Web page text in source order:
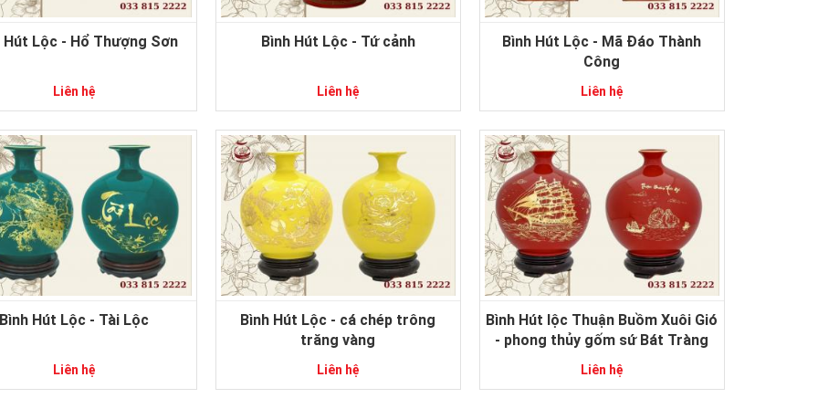
Hút Lộc - Hổ Thượng Sơn
Liên hệ
Bình Hút Lộc - Tứ cảnh
Liên hệ
Bình Hút Lộc - Mã Đáo Thành
Công
Liên hệ
Bình Hút Lộc - Tài Lộc
Liên hệ
Bình Hút Lộc - cá chép trông
trăng vàng
Liên hệ
Bình Hút lộc Thuận Buồm Xuôi Gió
- phong thủy gốm sứ Bát Tràng
Liên hệ